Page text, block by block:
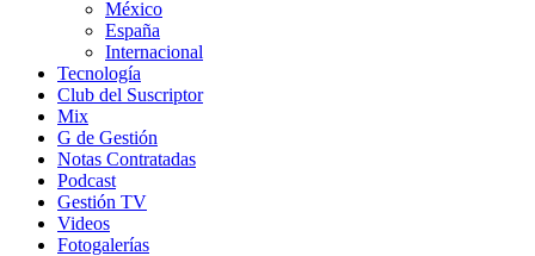
México
España
Internacional
Tecnología
Club del Suscriptor
Mix
G de Gestión
Notas Contratadas
Podcast
Gestión TV
Videos
Fotogalerías